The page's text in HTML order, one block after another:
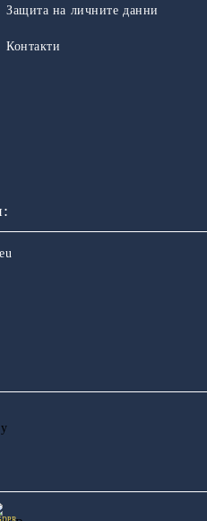
Защита на личните данни
Контакти